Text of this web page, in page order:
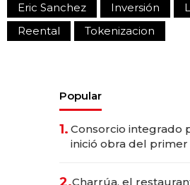
Eric Sanchez Inversión
Reental
Tokenizacion
Popular
1. Consorcio integrado
inició obra del
Charrúa, el